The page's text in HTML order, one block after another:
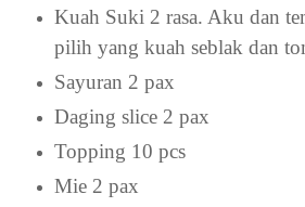
Kuah Suki 2 rasa. Aku dan
pilih yang kuah seblak dan
Sayuran 2 pax
Daging slice 2 pax
Topping 10 pcs
Mie 2 pax